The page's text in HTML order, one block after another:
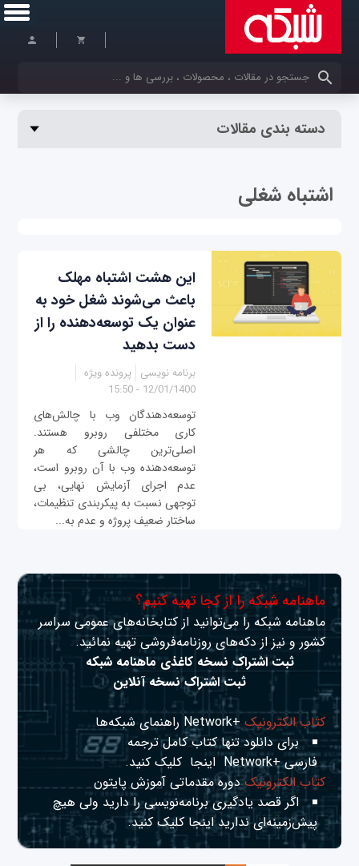
کلمات کلیدی خود را وارد کنید
دسته بندی مقالات
اشتباه شغلی
این ‌هشت اشتباه مهلک
باعث می‌شوند شغل خود به
عنوان یک توسعه‌دهنده را از
دست بدهید
برنامه نویسی پرونده ویژه
12/01/1400 - 15:50
توسعه‌دهندگان وب با چالش‌های
کاری مختلفی روبرو هستند.
اصلی‌ترین چالشی که هر
توسعه‌دهنده وب با آن روبرو است،
عدم اجرای آزمایش نهایی، بی
توجهی نسبت به پیکربندی تنظیمات،
ساختار ضعیف پروژه و عدم به‌...
ماهنامه شبکه را از کجا تهیه کنیم؟
ماهنامه شبکه را می‌توانید از کتابخانه‌های عمومی سراسر
کشور و نیز از دکه‌های روزنامه‌فروشی تهیه نمائید.
ثبت اشتراک نسخه کاغذی ماهنامه شبکه
ثبت اشتراک نسخه آنلاین
کتاب الکترونیک+Network راهنمای شبکه‌ها
برای دانلود تنها کتاب کامل ترجمه
فارسی +Network
اینجا کلیک کنید.
کتاب الکترونیکدوره مقدماتی آموزش پایتون
اگر قصد یادگیری برنامه‌نویسی را دارید ولی هیچ
پیش‌زمینه‌ای نداریداینجا کلیک کنید.